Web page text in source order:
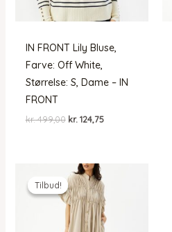
IN FRONT Lily Bluse,
Farve: Off White,
Størrelse: S, Dame – IN
FRONT
kr.499,00 Den
kr. 499,00.
kr. 124,75Den
Tilbud!
Tilbud!